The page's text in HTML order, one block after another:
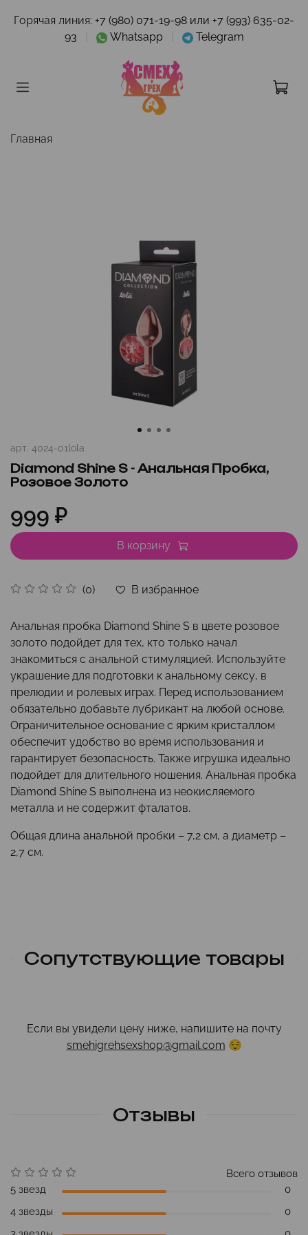
Горячая линия: +7 (980) 071-19-98 или +7 (993) 635-02-
93
Whatsapp Telegram
Главная
арт. 4024-01lola
Diamond Shine S - Анальная Пробка,
Розовое Золото
(0) В избранное
999 ₽
В корзину
Анальная пробка Diamond Shine S в цвете розовое
золото подойдет для тех, кто только начал
знакомиться с анальной стимуляцией. Используйте
украшение для подготовки к анальному сексу, в
прелюдии и ролевых играх. Перед использованием
обязательно добавьте лубрикант на любой основе.
Ограничительное основание с ярким кристаллом
обеспечит удобство во время использования и
гарантирует безопасность. Также игрушка идеально
подойдет для длительного ношения. Анальная пробка
Diamond Shine S выполнена из неокисляемого
металла и не содержит фталатов.
Общая длина анальной пробки – 7,2 см, а диаметр –
2,7 см.
Сопутствующие товары
Если вы увидели цену ниже, напишите на почту
smehigrehsexshop@gmail.com 😌
Отзывы
Всего отзывов
5 звезд
0
4 звезды
0